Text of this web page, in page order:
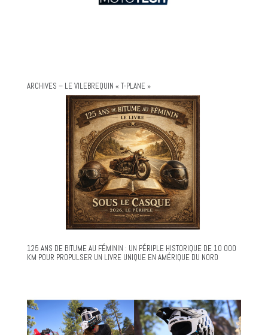
ARCHIVES – LE VILEBREQUIN « T-PLANE »
125 ANS DE BITUME AU FÉMININ : UN PÉRIPLE HISTORIQUE DE 10 000
KM POUR PROPULSER UN LIVRE UNIQUE EN AMÉRIQUE DU NORD